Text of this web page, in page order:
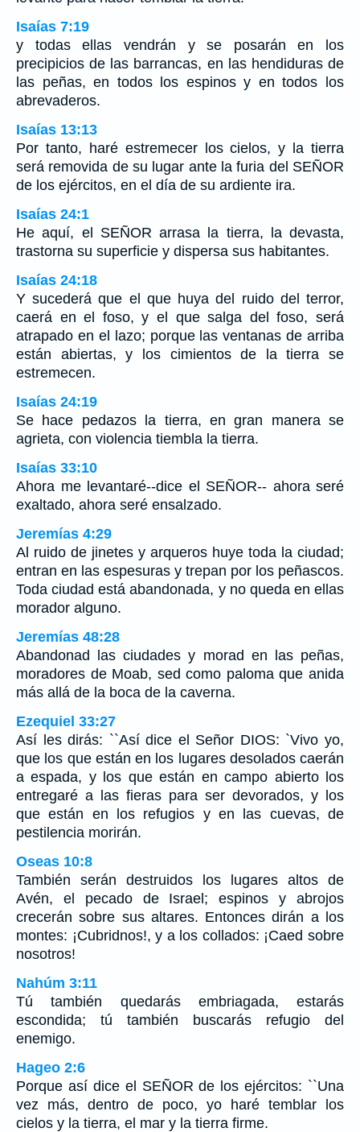
Isaías 7:19
y todas ellas vendrán y se posarán en los
precipicios de las barrancas, en las hendiduras de
las peñas, en todos los espinos y en todos los
abrevaderos.
Isaías 13:13
Por tanto, haré estremecer los cielos, y la tierra
será removida de su lugar ante la furia del SEÑOR
de los ejércitos, en el día de su ardiente ira.
Isaías 24:1
He aquí, el SEÑOR arrasa la tierra, la devasta,
trastorna su superficie y dispersa sus habitantes.
Isaías 24:18
Y sucederá que el que huya del ruido del terror,
caerá en el foso, y el que salga del foso, será
atrapado en el lazo; porque las ventanas de arriba
están abiertas, y los cimientos de la tierra se
estremecen.
Isaías 24:19
Se hace pedazos la tierra, en gran manera se
agrieta, con violencia tiembla la tierra.
Isaías 33:10
Ahora me levantaré--dice el SEÑOR-- ahora seré
exaltado, ahora seré ensalzado.
Jeremías 4:29
Al ruido de jinetes y arqueros huye toda la ciudad;
entran en las espesuras y trepan por los peñascos.
Toda ciudad está abandonada, y no queda en ellas
morador alguno.
Jeremías 48:28
Abandonad las ciudades y morad en las peñas,
moradores de Moab, sed como paloma que anida
más allá de la boca de la caverna.
Ezequiel 33:27
Así les dirás: ``Así dice el Señor DIOS: `Vivo yo,
que los que están en los lugares desolados caerán
a espada, y los que están en campo abierto los
entregaré a las fieras para ser devorados, y los
que están en los refugios y en las cuevas, de
pestilencia morirán.
Oseas 10:8
También serán destruidos los lugares altos de
Avén, el pecado de Israel; espinos y abrojos
crecerán sobre sus altares. Entonces dirán a los
montes: ¡Cubridnos!, y a los collados: ¡Caed sobre
nosotros!
Nahúm 3:11
Tú también quedarás embriagada, estarás
escondida; tú también buscarás refugio del
enemigo.
Hageo 2:6
Porque así dice el SEÑOR de los ejércitos: ``Una
vez más, dentro de poco, yo haré temblar los
cielos y la tierra, el mar y la tierra firme.